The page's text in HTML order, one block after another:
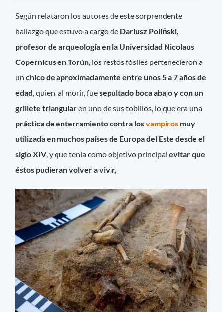
Según relataron los autores de este sorprendente
hallazgo que estuvo a cargo de Dariusz Poliński,
profesor de arqueología en la Universidad Nicolaus
Copernicus en Torún, los restos fósiles pertenecieron a
unchico de aproximadamente entre unos 5 a 7 años de
edad, quien, al morir, fuesepultado boca abajo y con un
grillete triangularen uno de sus tobillos, lo que era una
práctica de enterramiento contra losvampiros muy
utilizada en muchos países de Europa del Este desde el
siglo XIV, y que tenía como objetivo principalevitar que
éstos pudieran volver a vivir,